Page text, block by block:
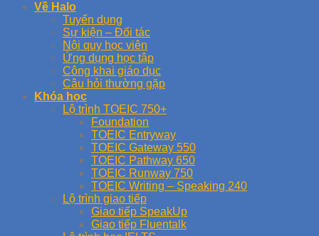
Về Halo
Tuyển dụng
Sự kiện – Đối tác
Nội quy học viên
Ứng dụng học tập
Công khai giáo dục
Câu hỏi thường gặp
Khóa học
Lộ trình TOEIC 750+
Foundation
TOEIC Entryway
TOEIC Gateway 550
TOEIC Pathway 650
TOEIC Runway 750
TOEIC Writing – Speaking 240
Lộ trình giao tiếp
Giao tiếp SpeakUp
Giao tiếp Fluentalk